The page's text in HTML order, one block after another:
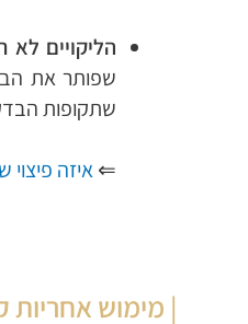
הליקויים לא
שפותר את
שתקופות
⇐איזה פיצוי
| מימוש אחריות